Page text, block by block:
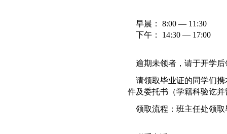
早晨： 8:00 — 11:30
下午： 14:30 — 17:00
逾期未领者，请于开学
请领取毕业证的同学们携
件及委托书（学籍科验讫
领取流程：班主任处领取